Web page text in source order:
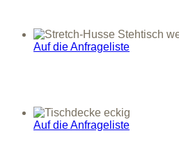
Auf die Anfrageliste
Auf die Anfrageliste